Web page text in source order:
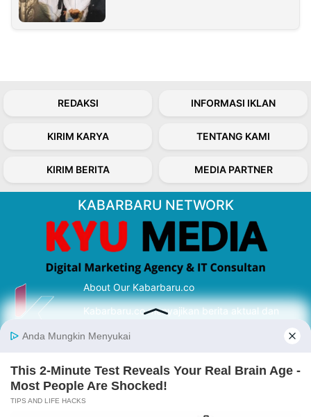
REDAKSI INFORMASI IKLAN
KIRIM KARYA TENTANG KAMI
KIRIM BERITA MEDIA PARTNER
KABARBARU NETWORK
About Our Kabarbaru.co
Kabarbaru.co menyajikan berita aktual dan
serta terverifikasi dari sumber yang tepat.
Follow Kabarbaru